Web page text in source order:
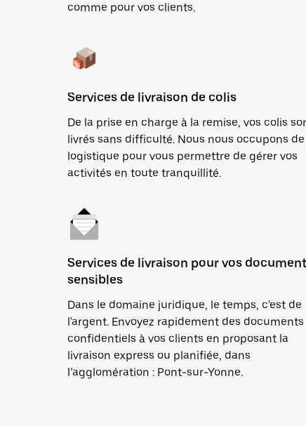
comme pour vos clients.
Services de livraison de colis
De la prise en charge à la remise, vos colis
livrés sans difficulté. Nous nous occupons
logistique pour vous permettre de gérer vos
activités en toute tranquillité.
Services de livraison pour vos
sensibles
Dans le domaine juridique, le temps, c'est de
l'argent. Envoyez rapidement des documents
confidentiels à vos clients en proposant la
livraison express ou planifiée, dans
l’agglomération : Pont-sur-Yonne.